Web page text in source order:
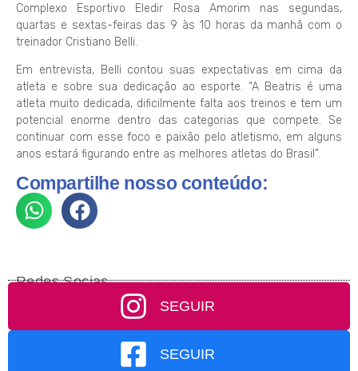
Complexo Esportivo Eledir Rosa Amorim nas segundas,
quartas e sextas-feiras das 9 às 10 horas da manhã com o
treinador Cristiano Belli.
Em entrevista, Belli contou suas expectativas em cima da
atleta e sobre sua dedicação ao esporte. “A Beatris é uma
atleta muito dedicada, dificilmente falta aos treinos e tem um
potencial enorme dentro das categorias que compete. Se
continuar com esse foco e paixão pelo atletismo, em alguns
anos estará figurando entre as melhores atletas do Brasil”.
Compartilhe nosso conteúdo:
Redes Socias
SEGUIR
SEGUIR